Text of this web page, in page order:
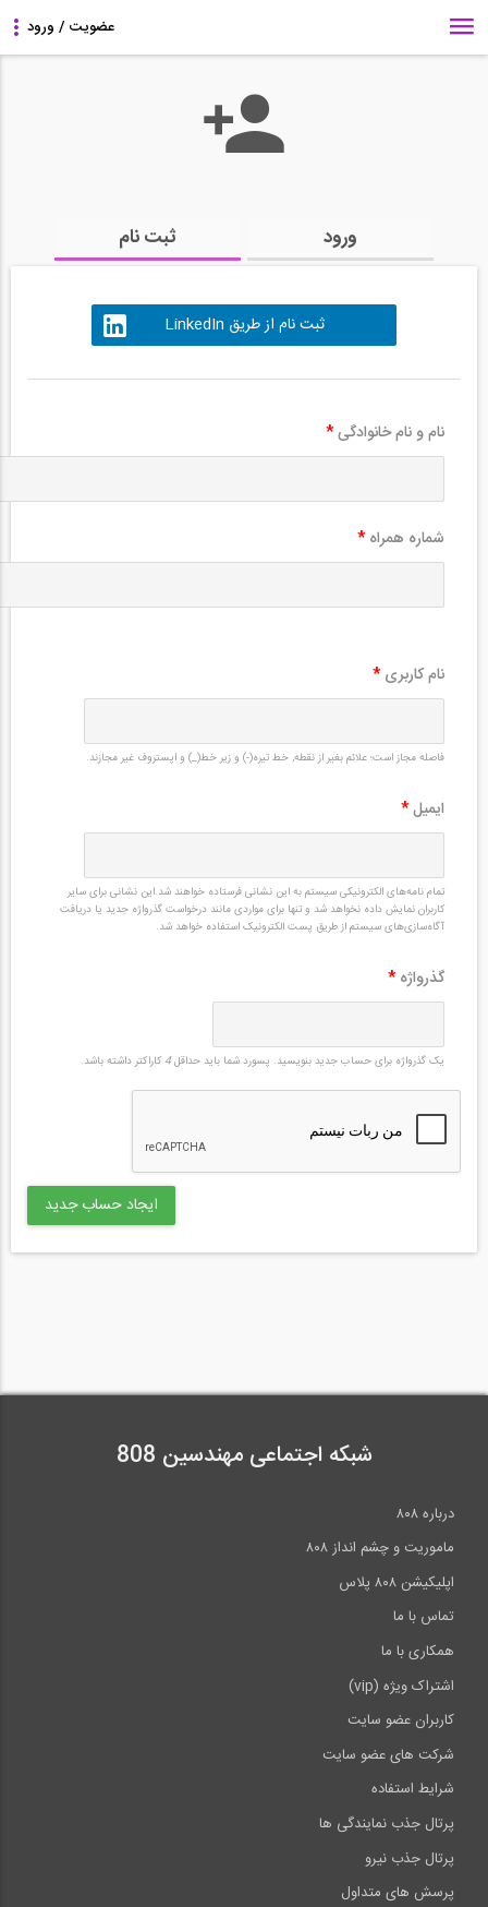
ورود ثبت نام
ثبت نام از طریق LinkedIn
نام و نام خانوادگی*
شماره همراه *
نام کاربری *
فاصله مجاز است؛ علائم بغیر از نقطه, خط تیره(-) و زیر خط(_) و اپستروف غیر مجازند.
ایمیل*
تمام نامه‌های الکترونیکی سیستم به این نشانی فرستاده خواهند شد.این نشانی برای سایر
کاربران نمایش داده نخواهد شد و تنها برای مواردی مانند درخواست گذرواژه جدید یا دریافت
آگاه‌سازی‌های سیستم از طریق پست الکترونیک استفاده خواهد شد.
گذرواژه *
یک گذرواژه برای حساب جدید بنویسید. پسورد شما باید حداقل4 کاراکتر داشته باشد.
شبکه اجتماعی مهندسین 808
درباره ۸۰۸
ماموریت و چشم انداز ۸۰۸
اپلیکیشن ۸۰۸ پلاس
تماس با ما
همکاری با ما
اشتراک ویژه (vip)
کاربران عضو سایت
شرکت های عضو سایت
شرایط استفاده
پرتال جذب نمایندگی ها
پرتال جذب نیرو
پرسش های متداول